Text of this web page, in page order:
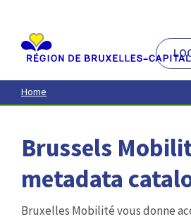
contenu
principal
Home
Brussels
metadata
Bruxelles Mobilité vous donne